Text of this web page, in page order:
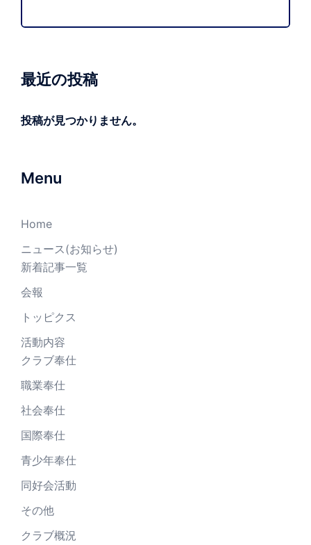
最近の投稿
投稿が見つかりません。
Menu
Home
ニュース(お知らせ)
新着記事一覧
会報
トッピクス
活動内容
クラブ奉仕
職業奉仕
社会奉仕
国際奉仕
青少年奉仕
同好会活動
その他
クラブ概況